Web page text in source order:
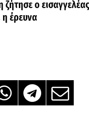
ζήτησε ο
η έρευνα